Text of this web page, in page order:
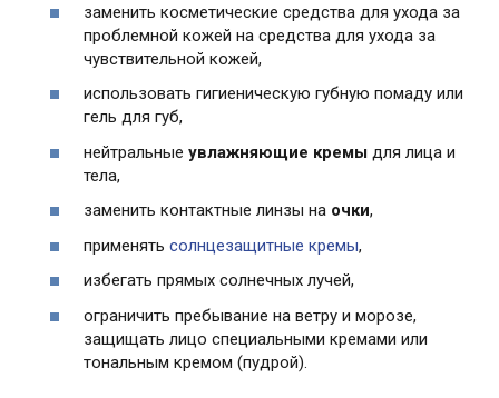
заменить косметические средства для ухода за
проблемной кожей на средства для ухода за
чувствительной кожей,
использовать гигиеническую губную помаду или
гель для губ,
нейтральные увлажняющие кремы для лица и
тела,
заменить контактные линзы на очки,
применять солнцезащитные кремы,
избегать прямых солнечных лучей,
ограничить пребывание на ветру и морозе,
защищать лицо специальными кремами или
тональным кремом (пудрой).